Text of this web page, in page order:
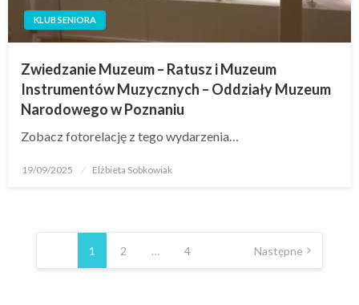
KLUB SENIORA
Zwiedzanie Muzeum – Ratusz i Muzeum
Instrumentów Muzycznych – Oddziały Muzeum
Narodowego w Poznaniu
Zobacz fotorelację z tego wydarzenia…
19/09/2025 Elżbieta Sobkowiak
1 2 … 4 Następne